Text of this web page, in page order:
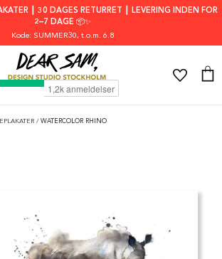
┃ 30 DAGES RETURRET ┃ LEVERING INDEN FOR
2–7 DAGE 📦✨
Kode: SUMMER30, t.o.m. 6.8
/ WATERCOLOR RHINO